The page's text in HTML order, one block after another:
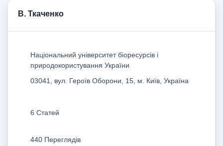
В. Ткаченко
Національний університет біоресурсів і
природокористування України
03041, вул. Героїв Оборони, 15, м. Київ, Україна
6 Статей
440 Переглядів